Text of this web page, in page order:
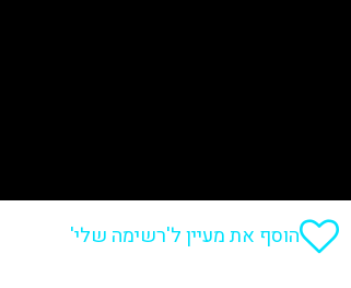
הוסף את מעיין ל'רשימה שלי'